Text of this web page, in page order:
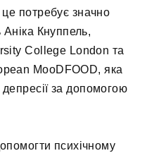
потребує значно
Кнуппель,
College London та
MooDFOOD, яка
депресії за допомогою
психічному